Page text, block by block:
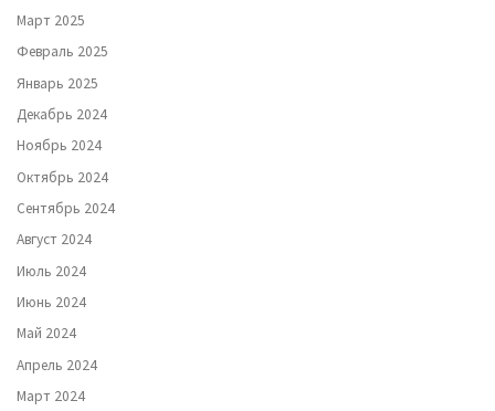
Март 2025
Февраль 2025
Январь 2025
Декабрь 2024
Ноябрь 2024
Октябрь 2024
Сентябрь 2024
Август 2024
Июль 2024
Июнь 2024
Май 2024
Апрель 2024
Март 2024